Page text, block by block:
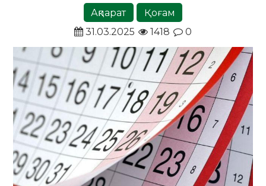
Ақпарат
Қоғам
31.03.2025
1418 0